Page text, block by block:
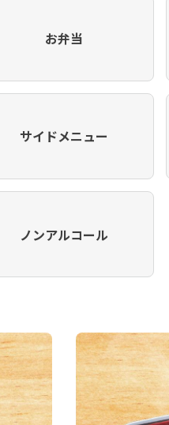
お弁当
サイドメニュー
ノンアルコール